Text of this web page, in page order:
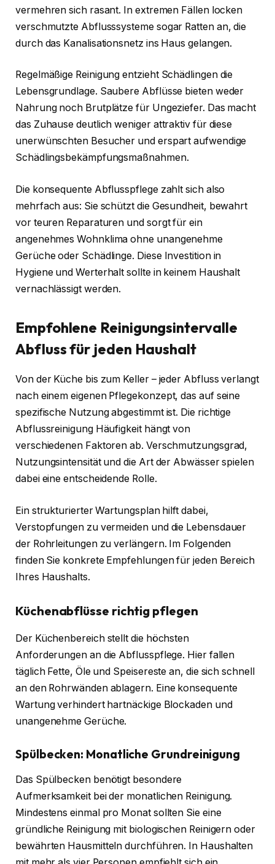
vermehren sich rasant. In extremen Fällen locken
verschmutzte Abflusssysteme sogar Ratten an, die
durch das Kanalisationsnetz ins Haus gelangen.
Regelmäßige Reinigung entzieht Schädlingen die
Lebensgrundlage. Saubere Abflüsse bieten weder
Nahrung noch Brutplätze für Ungeziefer. Das macht
das Zuhause deutlich weniger attraktiv für diese
unerwünschten Besucher und erspart aufwendige
Schädlingsbekämpfungsmaßnahmen.
Die konsequente Abflusspflege zahlt sich also
mehrfach aus: Sie schützt die Gesundheit, bewahrt
vor teuren Reparaturen und sorgt für ein
angenehmes Wohnklima ohne unangenehme
Gerüche oder Schädlinge. Diese Investition in
Hygiene und Werterhalt sollte in keinem Haushalt
vernachlässigt werden.
Empfohlene Reinigungsintervalle
Abfluss für jeden Haushalt
Von der Küche bis zum Keller – jeder Abfluss verlangt
nach einem eigenen Pflegekonzept, das auf seine
spezifische Nutzung abgestimmt ist. Die richtige
Abflussreinigung Häufigkeit hängt von
verschiedenen Faktoren ab. Verschmutzungsgrad,
Nutzungsintensität und die Art der Abwässer spielen
dabei eine entscheidende Rolle.
Ein strukturierter Wartungsplan hilft dabei,
Verstopfungen zu vermeiden und die Lebensdauer
der Rohrleitungen zu verlängern. Im Folgenden
finden Sie konkrete Empfehlungen für jeden Bereich
Ihres Haushalts.
Küchenabflüsse richtig pflegen
Der Küchenbereich stellt die höchsten
Anforderungen an die Abflusspflege. Hier fallen
täglich Fette, Öle und Speisereste an, die sich schnell
an den Rohrwänden ablagern. Eine konsequente
Wartung verhindert hartnäckige Blockaden und
unangenehme Gerüche.
Spülbecken: Monatliche Grundreinigung
Das Spülbecken benötigt besondere
Aufmerksamkeit bei der monatlichen Reinigung.
Mindestens einmal pro Monat sollten Sie eine
gründliche Reinigung mit biologischen Reinigern oder
bewährten Hausmitteln durchführen. In Haushalten